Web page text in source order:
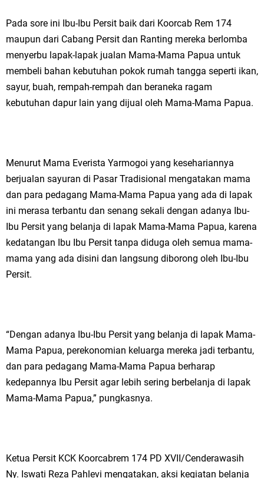
Pada sore ini Ibu-Ibu Persit baik dari Koorcab Rem 174
maupun dari Cabang Persit dan Ranting mereka berlomba
menyerbu lapak-lapak jualan Mama-Mama Papua untuk
membeli bahan kebutuhan pokok rumah tangga seperti ikan,
sayur, buah, rempah-rempah dan beraneka ragam
kebutuhan dapur lain yang dijual oleh Mama-Mama Papua.
Menurut Mama Everista Yarmogoi yang kesehariannya
berjualan sayuran di Pasar Tradisional mengatakan mama
dan para pedagang Mama-Mama Papua yang ada di lapak
ini merasa terbantu dan senang sekali dengan adanya Ibu-
Ibu Persit yang belanja di lapak Mama-Mama Papua, karena
kedatangan Ibu Ibu Persit tanpa diduga oleh semua mama-
mama yang ada disini dan langsung diborong oleh Ibu-Ibu
Persit.
“Dengan adanya Ibu-Ibu Persit yang belanja di lapak Mama-
Mama Papua, perekonomian keluarga mereka jadi terbantu,
dan para pedagang Mama-Mama Papua berharap
kedepannya Ibu Persit agar lebih sering berbelanja di lapak
Mama-Mama Papua,” pungkasnya.
Ketua Persit KCK Koorcabrem 174 PD XVII/Cenderawasih
Ny. Iswati Reza Pahlevi mengatakan, aksi kegiatan belanja